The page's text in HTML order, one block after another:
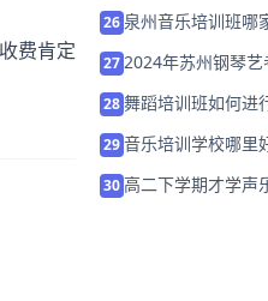
费肯定
26 泉州音乐培训班哪
272024年苏州钢琴艺
28舞蹈培训班如何进
29音乐培训学校哪里
30高二下学期才学声